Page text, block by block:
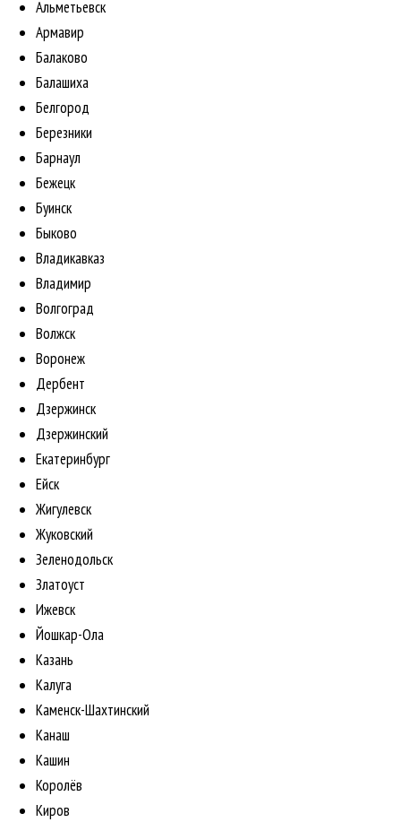
Альметьевск
Армавир
Балаково
Балашиха
Белгород
Березники
Барнаул
Бежецк
Буинск
Быково
Владикавказ
Владимир
Волгоград
Волжск
Воронеж
Дербент
Дзержинск
Дзержинский
Екатеринбург
Ейск
Жигулевск
Жуковский
Зеленодольск
Златоуст
Ижевск
Йошкар-Ола
Казань
Калуга
Каменск-Шахтинский
Канаш
Кашин
Королёв
Киров